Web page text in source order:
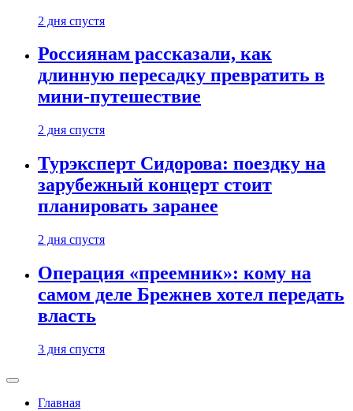
2 дня спустя
Россиянам рассказали, как
длинную пересадку превратить в
мини-путешествие
2 дня спустя
Турэксперт Сидорова: поездку на
зарубежный концерт стоит
планировать заранее
2 дня спустя
Операция «преемник»: кому на
самом деле Брежнев хотел передать
власть
3 дня спустя
Главная